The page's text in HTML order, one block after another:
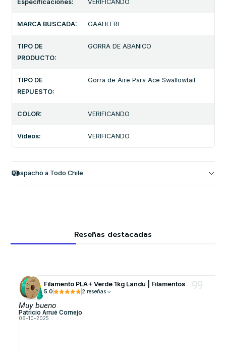
Especificaciones: VERIFICANDO
MARCA BUSCADA: GAAHLERI
TIPO DE
PRODUCTO:
GORRA DE ABANICO
TIPO DE
REPUESTO:
Gorra de Aire Para Ace Swallowtail
COLOR: VERIFICANDO
Videos: VERIFICANDO
Despacho a Todo Chile
Reseñas destacadas
Filamento PLA+ Verde 1kg Landu | Filamentos
5.0 2 reseñas
Muy bueno
Patricio Arrué Cornejo
06-10-2025